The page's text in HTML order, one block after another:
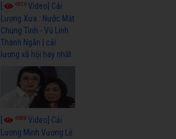
6926Video] Cải
Lương Xưa : Nước Mắt
Chung Tình - Vũ Linh
Thanh Ngân | cải
lương xã hội hay nhất
6688Video] Cải
Lương Minh Vương Lệ